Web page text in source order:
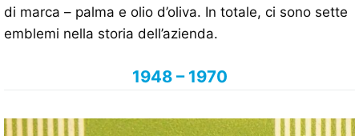
di marca – palma e olio d’oliva. In totale, ci sono sette
emblemi nella storia dell’azienda.
1948 – 1970